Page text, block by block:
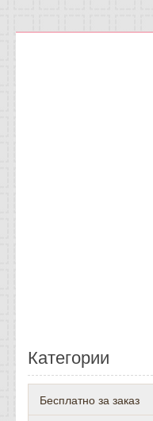
Категории
Бесплатно за заказ